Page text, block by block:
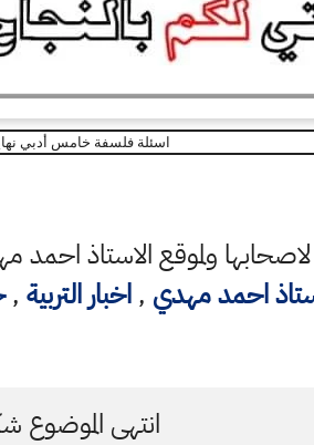
اسئلة فلسفة خامس أدبي
ولموقع الاستاذ احمد
احمد مهدي ,اخبار التربية ,
انتهى